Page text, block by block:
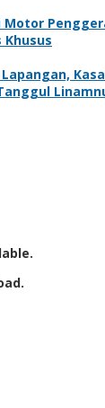
Motor
Khusus